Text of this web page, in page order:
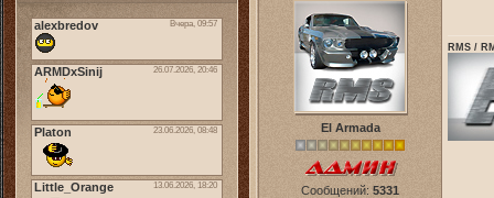
El Armada
Сообщений: 5331
RMS /